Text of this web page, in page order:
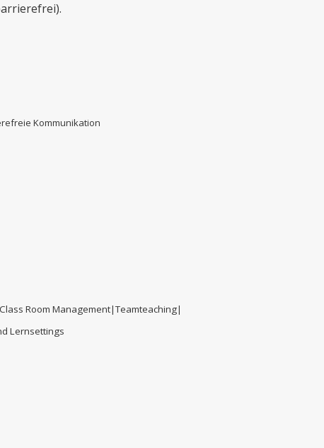
Kommunikation
Room Management|Teamteaching|
Lernsettings